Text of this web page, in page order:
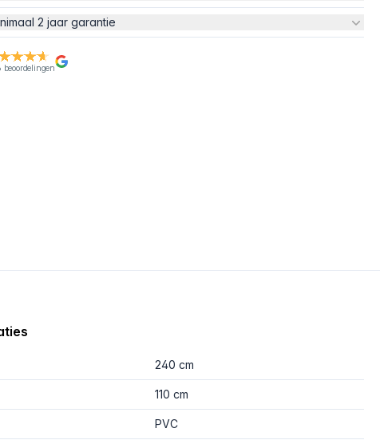
2 jaar garantie
beoordelingen
240 cm
110 cm
PVC